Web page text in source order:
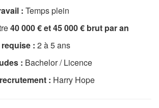
: Temps plein
40 000 € et 45 000 € brut par an
: 2 à 5 ans
: Bachelor / Licence
: Harry Hope